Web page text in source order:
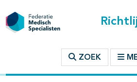
ZOEK
binnen deze richtlijn